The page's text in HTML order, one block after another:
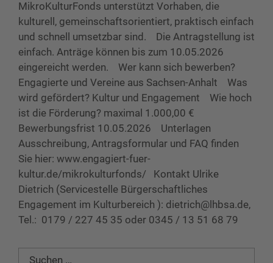
MikroKulturFonds unterstützt Vorhaben, die
kulturell, gemeinschaftsorientiert, praktisch einfach
und schnell umsetzbar sind. Die Antragstellung ist
einfach. Anträge können bis zum 10.05.2026
eingereicht werden. Wer kann sich bewerben?
Engagierte und Vereine aus Sachsen-Anhalt Was
wird gefördert? Kultur und Engagement Wie hoch
ist die Förderung? maximal 1.000,00 €
Bewerbungsfrist 10.05.2026 Unterlagen
Ausschreibung, Antragsformular und FAQ finden
Sie hier: www.engagiert-fuer-
kultur.de/mikrokulturfonds/ Kontakt Ulrike
Dietrich (Servicestelle Bürgerschaftliches
Engagement im Kulturbereich ): dietrich@lhbsa.de,
Tel.: 0179 / 227 45 35 oder 0345 / 13 51 68 79
Suchen